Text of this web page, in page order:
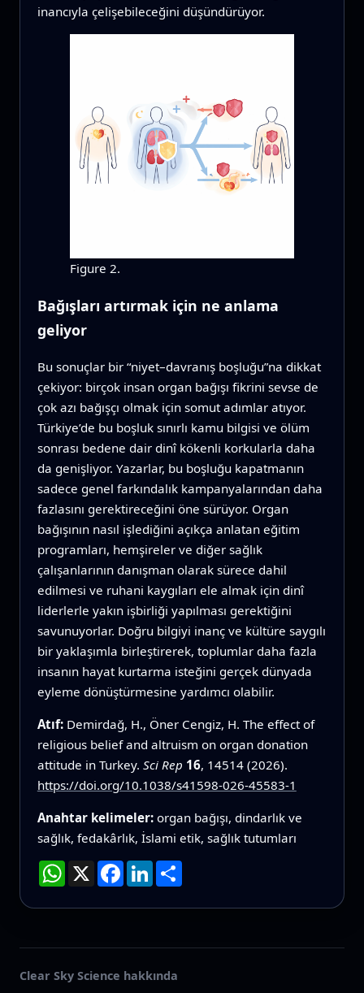
inancıyla çelişebileceğini düşündürüyor.
Figure 2.
Bağışları artırmak için ne anlama
geliyor
Bu sonuçlar bir “niyet–davranış boşluğu”na dikkat
çekiyor: birçok insan organ bağışı fikrini sevse de
çok azı bağışçı olmak için somut adımlar atıyor.
Türkiye’de bu boşluk sınırlı kamu bilgisi ve ölüm
sonrası bedene dair dinî kökenli korkularla daha
da genişliyor. Yazarlar, bu boşluğu kapatmanın
sadece genel farkındalık kampanyalarından daha
fazlasını gerektireceğini öne sürüyor. Organ
bağışının nasıl işlediğini açıkça anlatan eğitim
programları, hemşireler ve diğer sağlık
çalışanlarının danışman olarak sürece dahil
edilmesi ve ruhani kaygıları ele almak için dinî
liderlerle yakın işbirliği yapılması gerektiğini
savunuyorlar. Doğru bilgiyi inanç ve kültüre saygılı
bir yaklaşımla birleştirerek, toplumlar daha fazla
insanın hayat kurtarma isteğini gerçek dünyada
eyleme dönüştürmesine yardımcı olabilir.
Atıf: Demirdağ, H., Öner Cengiz, H. The effect of
religious belief and altruism on organ donation
attitude in Turkey. Sci Rep 16, 14514 (2026).
https://doi.org/10.1038/s41598-026-45583-1
Anahtar kelimeler: organ bağışı, dindarlık ve
sağlık, fedakârlık, İslami etik, sağlık tutumları
WhatsApp
X Facebook
LinkedInPaylaş
Clear Sky Science hakkında